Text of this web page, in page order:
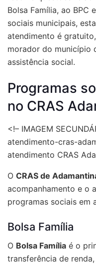
Bolsa Família, ao BPC
sociais municipais,
atendimento é
morador do município
assistência social.
Programas
no CRAS
<!– IMAGEM
atendimento-cras-
atendimento CRAS
O CRAS de
acompanhamento e o
programas sociais em
Bolsa Família
O Bolsa Família é o
transferência de